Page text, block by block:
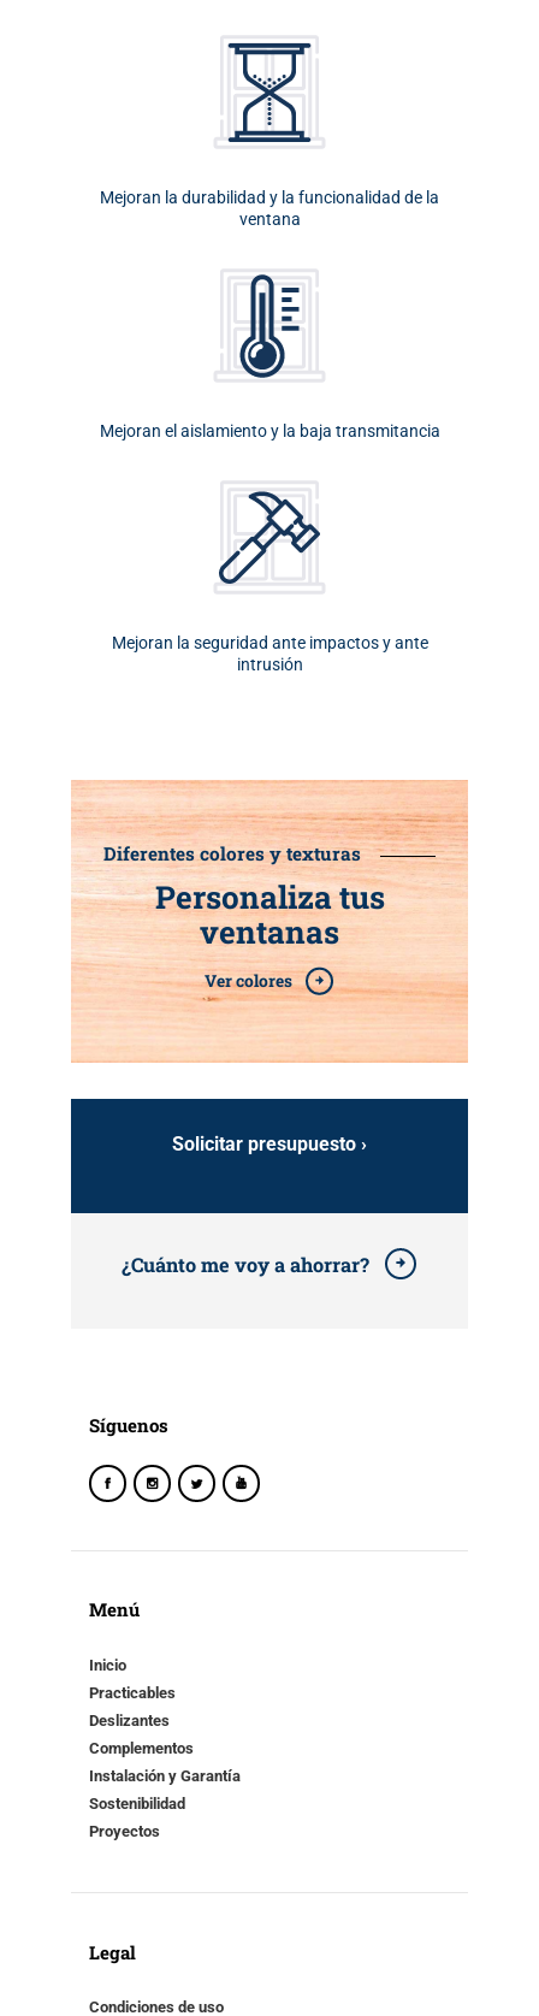
Mejoran la durabilidad y la funcionalidad de la
ventana
Mejoran el aislamiento y la baja transmitancia
Mejoran la seguridad ante impactos y ante
intrusión
Diferentes colores y texturas
Personaliza tus
ventanas
Ver colores
Solicitar presupuesto ›
¿Cuánto me voy a ahorrar?
Síguenos
Menú
Inicio
Practicables
Deslizantes
Complementos
Instalación y Garantía
Sostenibilidad
Proyectos
Legal
Condiciones de uso